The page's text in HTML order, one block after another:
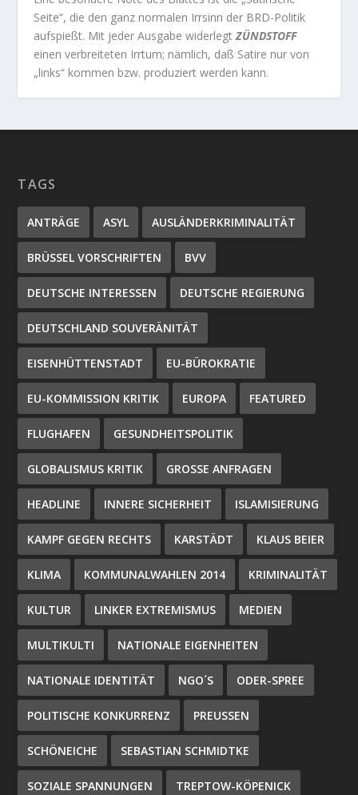
Seite“, die den ganz normalen Irrsinn der BRD-Politik
aufspießt. Mit jeder Ausgabe widerlegtZÜNDSTOFF
einen verbreiteten Irrtum; nämlich, daß Satire nur von
„links“ kommen bzw. produziert werden kann.
TAGS
ANTRÄGE ASYL AUSLÄNDERKRIMINALITÄT
BRÜSSEL VORSCHRIFTEN BVV
DEUTSCHE INTERESSEN DEUTSCHE REGIERUNG
DEUTSCHLAND SOUVERÄNITÄT
EISENHÜTTENSTADT EU-BÜROKRATIE
EU-KOMMISSION KRITIK EUROPA FEATURED
FLUGHAFEN GESUNDHEITSPOLITIK
GLOBALISMUS KRITIK GROSSE ANFRAGEN
HEADLINE INNERE SICHERHEIT ISLAMISIERUNG
KAMPF GEGEN RECHTS KARSTÄDT KLAUS BEIER
KLIMA KOMMUNALWAHLEN 2014 KRIMINALITÄT
KULTUR LINKER EXTREMISMUS MEDIEN
MULTIKULTI NATIONALE EIGENHEITEN
NATIONALE IDENTITÄT NGO´S ODER-SPREE
POLITISCHE KONKURRENZ PREUSSEN
SCHÖNEICHE SEBASTIAN SCHMIDTKE
SOZIALE SPANNUNGEN TREPTOW-KÖPENICK